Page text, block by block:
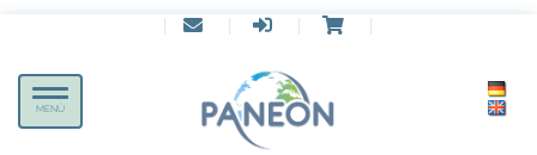
| | | |
Toggle
navigation
MENÜ